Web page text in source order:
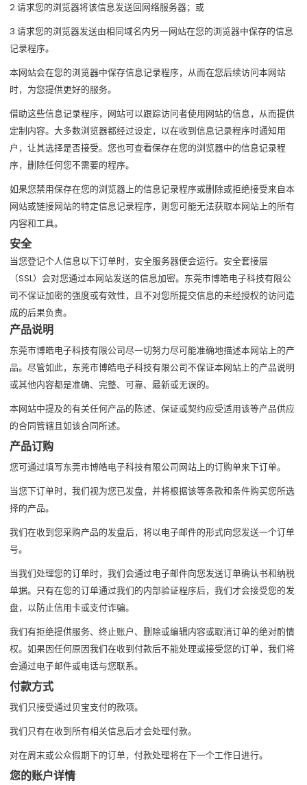
2.请求您的浏览器将该信息发送回网络服务器；或
3.请求您的浏览器发送由相同域名内另一网站在您的浏览器中保存的信息
记录程序。
本网站会在您的浏览器中保存信息记录程序，从而在您后续访问本网站
时，为您提供更好的服务。
借助这些信息记录程序，网站可以跟踪访问者使用网站的信息，从而提供
定制内容。大多数浏览器都经过设定，以在收到信息记录程序时通知用
户，让其选择是否接受。您也可查看保存在您的浏览器中的信息记录程
序，删除任何您不需要的程序。
如果您禁用保存在您的浏览器上的信息记录程序或删除或拒绝接受来自本
网站或链接网站的特定信息记录程序，则您可能无法获取本网站上的所有
内容和工具。
安全
当您登记个人信息以下订单时，安全服务器便会运行。安全套接层
（SSL）会对您通过本网站发送的信息加密。东莞市博皓电子科技有限公
司不保证加密的强度或有效性，且不对您所提交信息的未经授权的访问造
成的后果负责。
产品说明
东莞市博皓电子科技有限公司尽一切努力尽可能准确地描述本网站上的产
品。尽管如此，东莞市博皓电子科技有限公司不保证本网站上的产品说明
或其他内容都是准确、完整、可靠、最新或无误的。
本网站中提及的有关任何产品的陈述、保证或契约应受适用该等产品供应
的合同管辖且如该合同所述。
产品订购
您可通过填写东莞市博皓电子科技有限公司网站上的订购单来下订单。
当您下订单时，我们视为您已发盘，并将根据该等条款和条件购买您所选
择的产品。
我们在收到您采购产品的发盘后，将以电子邮件的形式向您发送一个订单
号。
当我们处理您的订单时，我们会通过电子邮件向您发送订单确认书和纳税
单据。只有在您的订单通过我们的内部验证程序后，我们才会接受您的发
盘，以防止信用卡或支付诈骗。
我们有拒绝提供服务、终止账户、删除或编辑内容或取消订单的绝对酌情
权。如果因任何原因我们在收到付款后不能处理或接受您的订单，我们将
会通过电子邮件或电话与您联系。
付款方式
我们只接受通过贝宝支付的款项。
我们只有在收到所有相关信息后才会处理付款。
对在周末或公众假期下的订单，付款处理将在下一个工作日进行。
您的账户详情